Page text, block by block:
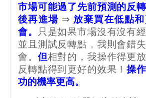
市場可能過了先前預測的反
後再進場 ⇒ 放棄買在低點
會。
只是如果市場沒有沒有
並且測試反轉點，我則會錯
會。 但相對的，我操作得更
反轉點得到更好的效果！操
功的機率更高。